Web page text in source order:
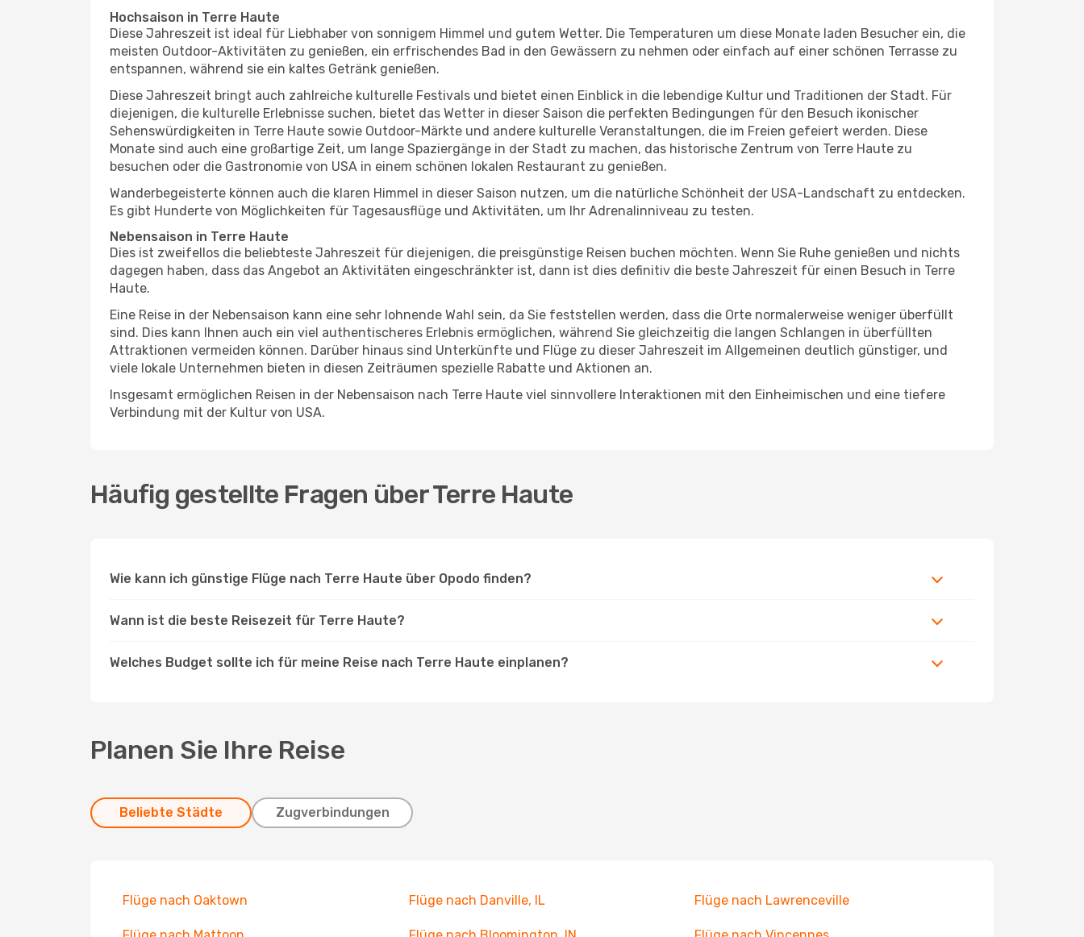
Hochsaison in Terre Haute
Diese Jahreszeit ist ideal für Liebhaber von sonnigem Himmel und gutem Wetter. Die Temperaturen um diese Monate laden Besucher ein, die
meisten Outdoor-Aktivitäten zu genießen, ein erfrischendes Bad in den Gewässern zu nehmen oder einfach auf einer schönen Terrasse zu
entspannen, während sie ein kaltes Getränk genießen.
Diese Jahreszeit bringt auch zahlreiche kulturelle Festivals und bietet einen Einblick in die lebendige Kultur und Traditionen der Stadt. Für
diejenigen, die kulturelle Erlebnisse suchen, bietet das Wetter in dieser Saison die perfekten Bedingungen für den Besuch ikonischer
Sehenswürdigkeiten in Terre Haute sowie Outdoor-Märkte und andere kulturelle Veranstaltungen, die im Freien gefeiert werden. Diese
Monate sind auch eine großartige Zeit, um lange Spaziergänge in der Stadt zu machen, das historische Zentrum von Terre Haute zu
besuchen oder die Gastronomie von USA in einem schönen lokalen Restaurant zu genießen.
Wanderbegeisterte können auch die klaren Himmel in dieser Saison nutzen, um die natürliche Schönheit der USA-Landschaft zu entdecken.
Es gibt Hunderte von Möglichkeiten für Tagesausflüge und Aktivitäten, um Ihr Adrenalinniveau zu testen.
Nebensaison in Terre Haute
Dies ist zweifellos die beliebteste Jahreszeit für diejenigen, die preisgünstige Reisen buchen möchten. Wenn Sie Ruhe genießen und nichts
dagegen haben, dass das Angebot an Aktivitäten eingeschränkter ist, dann ist dies definitiv die beste Jahreszeit für einen Besuch in Terre
Haute.
Eine Reise in der Nebensaison kann eine sehr lohnende Wahl sein, da Sie feststellen werden, dass die Orte normalerweise weniger überfüllt
sind. Dies kann Ihnen auch ein viel authentischeres Erlebnis ermöglichen, während Sie gleichzeitig die langen Schlangen in überfüllten
Attraktionen vermeiden können. Darüber hinaus sind Unterkünfte und Flüge zu dieser Jahreszeit im Allgemeinen deutlich günstiger, und
viele lokale Unternehmen bieten in diesen Zeiträumen spezielle Rabatte und Aktionen an.
Insgesamt ermöglichen Reisen in der Nebensaison nach Terre Haute viel sinnvollere Interaktionen mit den Einheimischen und eine tiefere
Verbindung mit der Kultur von USA.
Häufig gestellte Fragen über Terre Haute
Wie kann ich günstige Flüge nach Terre Haute über Opodo finden?
Wann ist die beste Reisezeit für Terre Haute?
Welches Budget sollte ich für meine Reise nach Terre Haute einplanen?
Planen Sie Ihre Reise
Beliebte Städte Zugverbindungen
Flüge nach Oaktown Flüge nach Danville, IL Flüge nach Lawrenceville